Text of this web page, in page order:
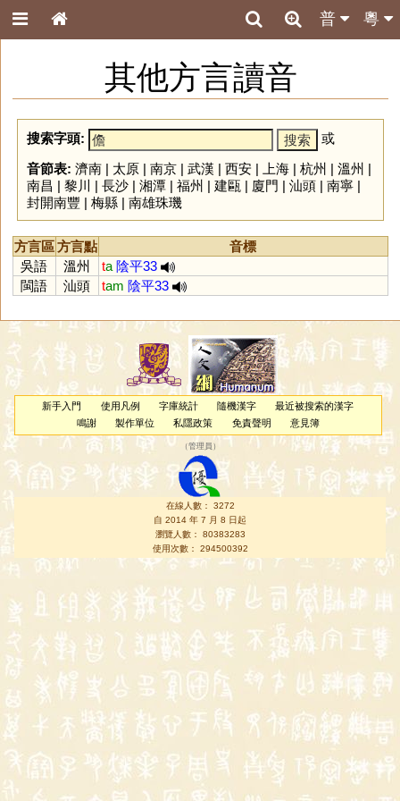
粵
普
其他方言讀音
搜索字頭:
或
音節表: 濟南| 太原| 南京| 武漢 | 西安| 上海| 杭州 | 溫州 |
南昌 | 黎川 | 長沙| 湘潭| 福州 | 建甌 | 廈門 | 汕頭| 南寧|
封開南豐 | 梅縣| 南雄珠璣
方言區方言點
音標
吳語
溫州 ta 陰平33
閩語
汕頭 tam 陰平33
新手入門 使用凡例 字庫統計 隨機漢字
最近被搜索的漢字
鳴謝
製作單位 私隱政策 免責聲明 意見簿
（管理員 ）
在線人數： 3272
自 2014 年 7 月 8 日起
瀏覽人數： 80383283
使用次數： 294500392